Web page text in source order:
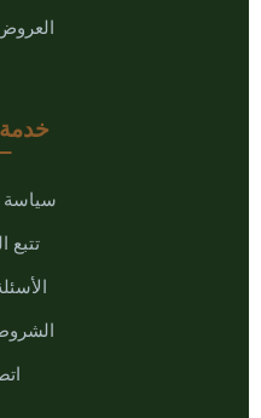
خدمة
سياسة
تتبع